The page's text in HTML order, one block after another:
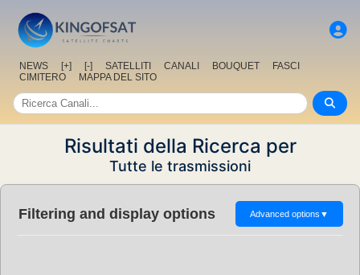
NEWS [+] [-] SATELLITI CANALI BOUQUET
FASCI
CIMITERO
MAPPA DEL SITO
Risultati della Ricerca per
Tutte le trasmissioni
Filtering and display options Advanced options ▼